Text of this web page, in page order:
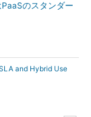
のスタンダー
and Hybrid Use